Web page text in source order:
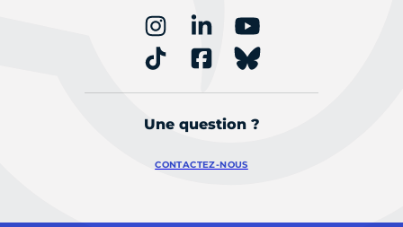
Une question ?
CONTACTEZ-NOUS